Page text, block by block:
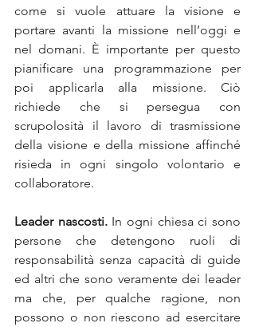
come si vuole attuare la visione e
portare avanti la missione nell’oggi e
nel domani. È importante per questo
pianificare una programmazione per
poi applicarla alla missione. Ciò
richiede che si persegua con
scrupolosità il lavoro di trasmissione
della visione e della missione affinché
risieda in ogni singolo volontario e
collaboratore.
Leader nascosti. In ogni chiesa ci sono
persone che detengono ruoli di
responsabilità senza capacità di guide
ed altri che sono veramente dei leader
ma che, per qualche ragione, non
possono o non riescono ad esercitare